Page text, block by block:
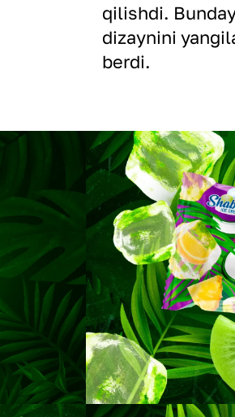
qilishdi.
dizaynini
berdi.